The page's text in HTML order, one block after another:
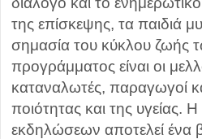
της επίσκεψης, τα παιδιά
σημασία του κύκλου ζωής
προγράμματος είναι οι
καταναλωτές, παραγωγοί
ποιότητας και της
εκδηλώσεων αποτελεί ένα